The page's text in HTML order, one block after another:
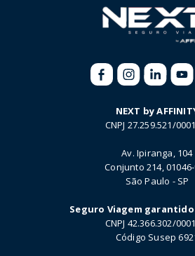
NEXT by
CNPJ 27.259.521/
Av. Ipiranga, 104
Conjunto 214,
São Paulo - SP
Seguro Viagem garantido
CNPJ 42.366.302/
Código Susep